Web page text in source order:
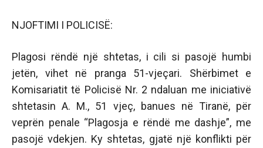
NJOFTIMI I POLICISË:
Plagosi rëndë një shtetas, i cili si pasojë humbi
jetën, vihet në pranga 51-vjeçari. Shërbimet e
Komisariatit të Policisë Nr. 2 ndaluan me iniciativë
shtetasin A. M., 51 vjeç, banues në Tiranë, për
veprën penale “Plagosja e rëndë me dashje”, me
pasojë vdekjen. Ky shtetas, gjatë një konflikti për